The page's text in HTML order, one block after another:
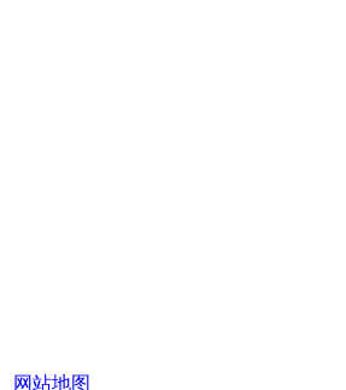
网站地图